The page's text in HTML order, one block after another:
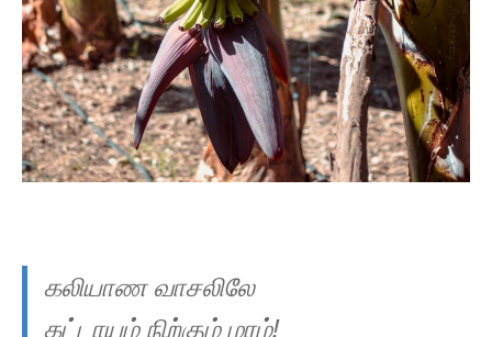
கலியாண வாசலிலே
கட்டாயம் நிற்கும் மரம்!